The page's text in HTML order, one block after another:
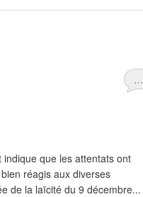
…
indique que les attentats ont
réagis aux diverses
de la laïcité du 9 décembre...